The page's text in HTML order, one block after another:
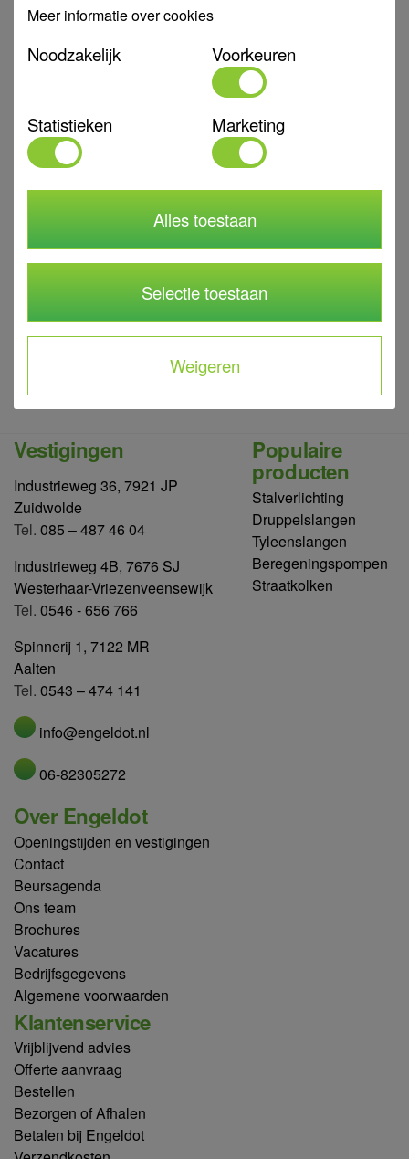
*verplicht
Voornaam*
Volg ons op social media
Vestigingen
Industrieweg 36, 7921 JP
Zuidwolde
Tel. 085 – 487 46 04
Industrieweg 4B, 7676 SJ
Westerhaar-Vriezenveensewijk
Tel. 0546 - 656 766
Spinnerij 1, 7122 MR
Aalten
Tel. 0543 – 474 141
info@engeldot.nl
06-82305272
Populaire
producten
Stalverlichting
Druppelslangen
Tyleenslangen
Beregeningspompen
Straatkolken
Over Engeldot
Openingstijden en vestigingen
Contact
Beursagenda
Ons team
Brochures
Vacatures
Bedrijfsgegevens
Algemene voorwaarden
Klantenservice
Vrijblijvend advies
Offerte aanvraag
Bestellen
Bezorgen of Afhalen
Betalen bij Engeldot
Meer informatie over cookies
Noodzakelijk Voorkeuren
Statistieken Marketing
Weigeren
Selectie toestaan
Alles toestaan